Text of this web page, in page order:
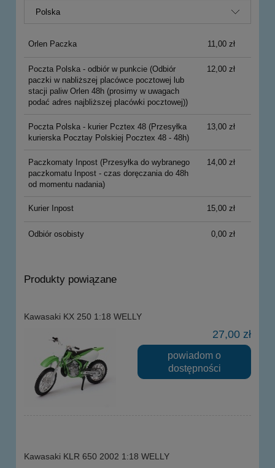
Orlen Paczka 11,00 zł
Poczta Polska - odbiór w punkcie(Odbiór
paczki w nabliższej placówce pocztowej lub
stacji paliw Orlen 48h (prosimy w uwagach
podać adres najbliższej placówki pocztowej))
12,00 zł
Poczta Polska - kurier Pcztex 48(Przesyłka
kurierska Pocztay Polskiej Pocztex 48 - 48h)
13,00 zł
Paczkomaty Inpost(Przesyłka do wybranego
paczkomatu Inpost - czas doręczania do 48h
od momentu nadania)
14,00 zł
Kurier Inpost 15,00 zł
Odbiór osobisty 0,00 zł
Produkty powiązane
Kawasaki KX 250 1:18 WELLY
27,00 zł
powiadom o
dostępności
Kawasaki KLR 650 2002 1:18 WELLY